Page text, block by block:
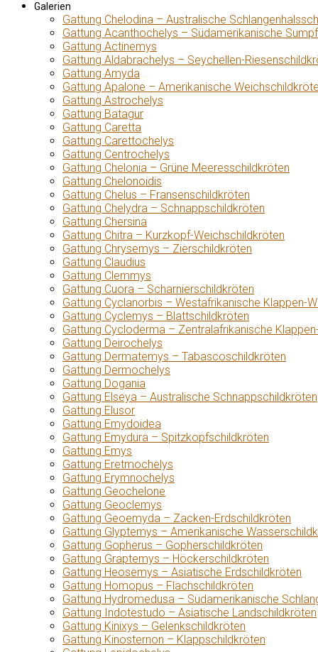
Galerien
Gattung Chelodina – Australische
Gattung Acanthochelys – Südamerikanische
Gattung Actinemys
Gattung Aldabrachelys – Seychellen-
Gattung Amyda
Gattung Apalone – Amerikanische
Gattung Astrochelys
Gattung Batagur
Gattung Caretta
Gattung Carettochelys
Gattung Centrochelys
Gattung Chelonia – Grüne Meeresschildkröten
Gattung Chelonoidis
Gattung Chelus – Fransenschildkröten
Gattung Chelydra – Schnappschildkröten
Gattung Chersina
Gattung Chitra – Kurzkopf-Weichschildkröten
Gattung Chrysemys – Zierschildkröten
Gattung Claudius
Gattung Clemmys
Gattung Cuora – Scharnierschildkröten
Gattung Cyclanorbis – Westafrikanische Klappen-
Gattung Cyclemys – Blattschildkröten
Gattung Cycloderma – Zentralafrikanische
Gattung Deirochelys
Gattung Dermatemys – Tabascoschildkröten
Gattung Dermochelys
Gattung Dogania
Gattung Elseya – Australische Schnappschildkröten
Gattung Elusor
Gattung Emydoidea
Gattung Emydura – Spitzkopfschildkröten
Gattung Emys
Gattung Eretmochelys
Gattung Erymnochelys
Gattung Geochelone
Gattung Geoclemys
Gattung Geoemyda – Zacken-Erdschildkröten
Gattung Glyptemys – Amerikanische
Gattung Gopherus – Gopherschildkröten
Gattung Graptemys – Höckerschildkröten
Gattung Heosemys – Asiatische Erdschildkröten
Gattung Homopus – Flachschildkröten
Gattung Hydromedusa – Südamerikanische
Gattung Indotestudo – Asiatische Landschildkröten
Gattung Kinixys – Gelenkschildkröten
Gattung Kinosternon – Klappschildkröten